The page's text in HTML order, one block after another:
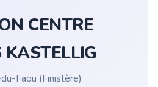
CENTRE
KASTELLIG
Faou (Finistère)